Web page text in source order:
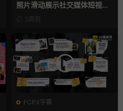
照片滑动展示社交媒体短视频
片头2周前
FCPX字幕